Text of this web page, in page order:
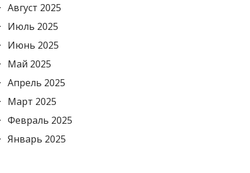
Август 2025
Июль 2025
Июнь 2025
Май 2025
Апрель 2025
Март 2025
Февраль 2025
Январь 2025